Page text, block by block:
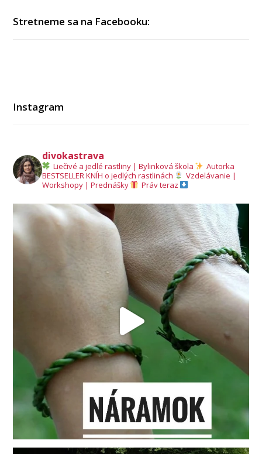
Stretneme sa na Facebooku:
Instagram
divokastrava
Liečivé a jedlé rastliny | Bylinková škola
Autorka
BESTSELLER KNÍH o jedlých rastlinách
Vzdelávanie |
Workshopy | Prednášky
Práv teraz